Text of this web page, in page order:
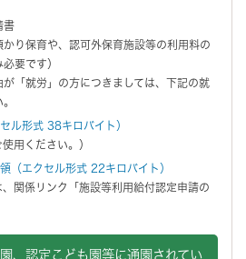
書
り保育や、認可外保育施設等の利用料の
要です）
「就労」の方につきましては、下記の就
ル形式 38キロバイト）
用ください。）
（エクセル形式 22キロバイト）
関係リンク「施設等利用給付認定申請の
、認定こども園等に通園されてい